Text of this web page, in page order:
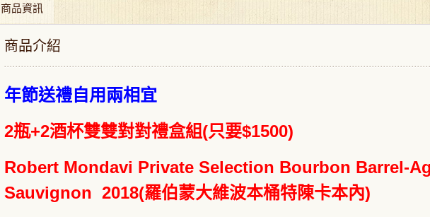
商品資訊
商品介紹
年節送禮自用兩相宜
2瓶+2酒杯雙雙對對禮盒組(只要$1500)
Robert Mondavi Private Selection Bourbon Barrel-
Sauvignon 2018(羅伯蒙大維波本桶特陳卡本內)